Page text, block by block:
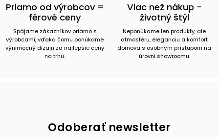
Priamo od výrobcov =
férové ceny
Spájame zákazníkov priamo s
výrobcami, vďaka čomu ponúkame
výnimočný dizajn za najlepšie ceny
na trhu.
Viac než nákup -
životný štýl
Neponúkame len produkty, ale
atmosféru, eleganciu a komfort
domova s osobným prístupom na
úrovni showroomu.
Odoberať newsletter